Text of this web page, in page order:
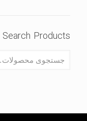
Search Products